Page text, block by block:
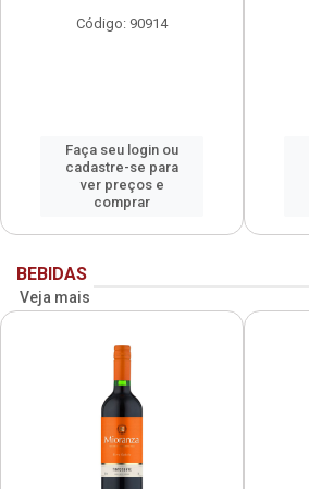
Código: 90914
Faça seu login ou
cadastre-se para
ver preços e
comprar
BEBIDAS
Veja mais